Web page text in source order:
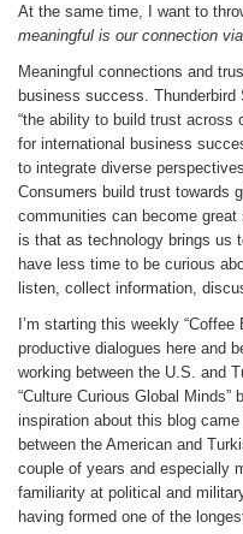
At the same time, I want to
meaningful is our connection
Meaningful connections and
business success. Thunderbird
“the ability to build trust across
for international business
to integrate diverse
Consumers build trust towards
communities can become
is that as technology brings us
have less time to be curious
listen, collect information,
I’m starting this weekly
productive dialogues here and
working between the U.S. and
“Culture Curious Global
inspiration about this blog
between the American and
couple of years and especially
familiarity at political and
having formed one of the